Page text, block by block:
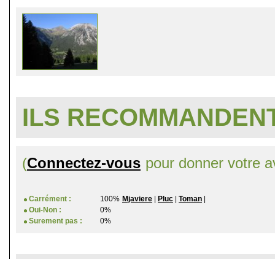
ILS
(Connectez-vous pour donner votre
Carrément : 100% Mjaviere Pluc Toman
Oui-Non :
0%
Surement pas :
0%